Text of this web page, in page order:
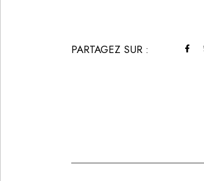
PARTAGEZ SUR :